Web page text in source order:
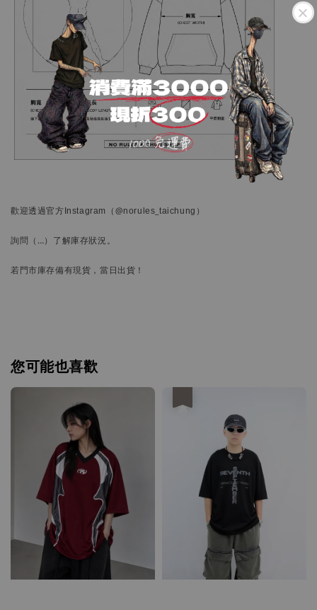
歡迎透過官方Instagram （@norules_taichung）
詢問 （…） 了解庫存狀況。
若門市庫存備有現貨，當日出貨！
您可能也喜歡